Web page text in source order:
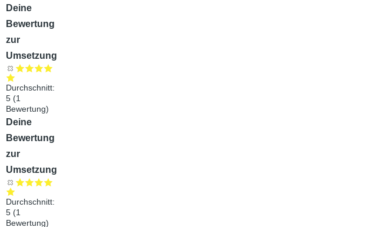
Audiodatei
Deine
Bewertung
zur
Umsetzung
Durchschnitt:
5 (1
Bewertung)
Audiodatei
Deine
Bewertung
zur
Umsetzung
Durchschnitt:
5 (1
Bewertung)